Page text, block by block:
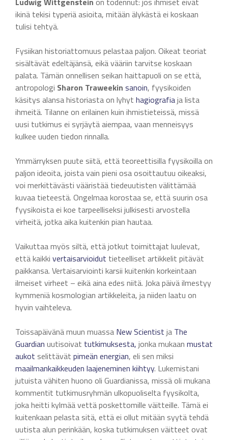
ikinä tekisi typeriä asioita, mitään älykästä ei koskaan
tulisi tehtyä.
Fysiikan historiattomuus pelastaa paljon. Oikeat teoriat
sisältävät edeltäjänsä, eikä vääriin tarvitse koskaan
palata. Tämän onnellisen seikan haittapuoli on se että,
antropologi Sharon Traweekin sanoin, fyysikoiden
käsitys alansa historiasta on lyhyt hagiografiaja lista
ihmeitä. Tilanne on erilainen kuin ihmistieteissä, missä
uusi tutkimus ei syrjäytä aiempaa, vaan menneisyys
kulkee uuden tiedon rinnalla.
Ymmärryksen puute siitä, että teoreettisilla fyysikoilla on
paljon ideoita, joista vain pieni osa osoittautuu oikeaksi,
voi merkittävästi vääristää tiedeuutisten välittämää
kuvaa tieteestä. Ongelmaa korostaa se, että suurin osa
fyysikoista ei koe tarpeelliseksi julkisesti arvostella
virheitä, jotka aika kuitenkin pian hautaa.
Vaikuttaa myös siltä, että jotkut toimittajat luulevat,
että kaikki vertaisarvioidut tieteelliset artikkelit pitävät
paikkansa. Vertaisarviointi karsii kuitenkin korkeintaan
ilmeiset virheet – eikä aina edes niitä. Joka päivä ilmestyy
kymmeniä kosmologian artikkeleita, ja niiden laatu on
hyvin vaihteleva.
Toissapäivänä muun muassa New Scientist ja The
Guardian uutisoivat tutkimuksesta, jonka mukaan mustat
aukot selittävät pimeän energian, eli sen miksi
maailmankaikkeuden laajeneminen kiihtyy. Lukemistani
jutuista vähiten huono oli Guardianissa, missä oli mukana
kommentit tutkimusryhmän ulkopuoliselta fyysikolta,
joka heitti kylmää vettä poskettomille väitteille. Tämä ei
kuitenkaan pelasta sitä, että ei ollut mitään syytä tehdä
uutista alun perinkään, koska tutkimuksen väitteet ovat